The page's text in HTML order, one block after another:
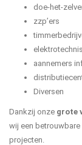
doe-het-
zzp’ers
aannemers
Diversen
Dankzij onze grote
wij een
projecten.